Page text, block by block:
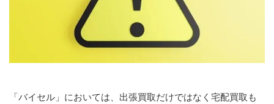
「バイセル」においては、出張買取だけではなく宅配買取も